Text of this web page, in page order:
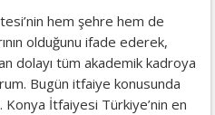
hem şehre hem de
olduğunu ifade ederek,
dolayı tüm akademik kadroya
Bugün itfaiye konusunda
İtfaiyesi Türkiye’nin en